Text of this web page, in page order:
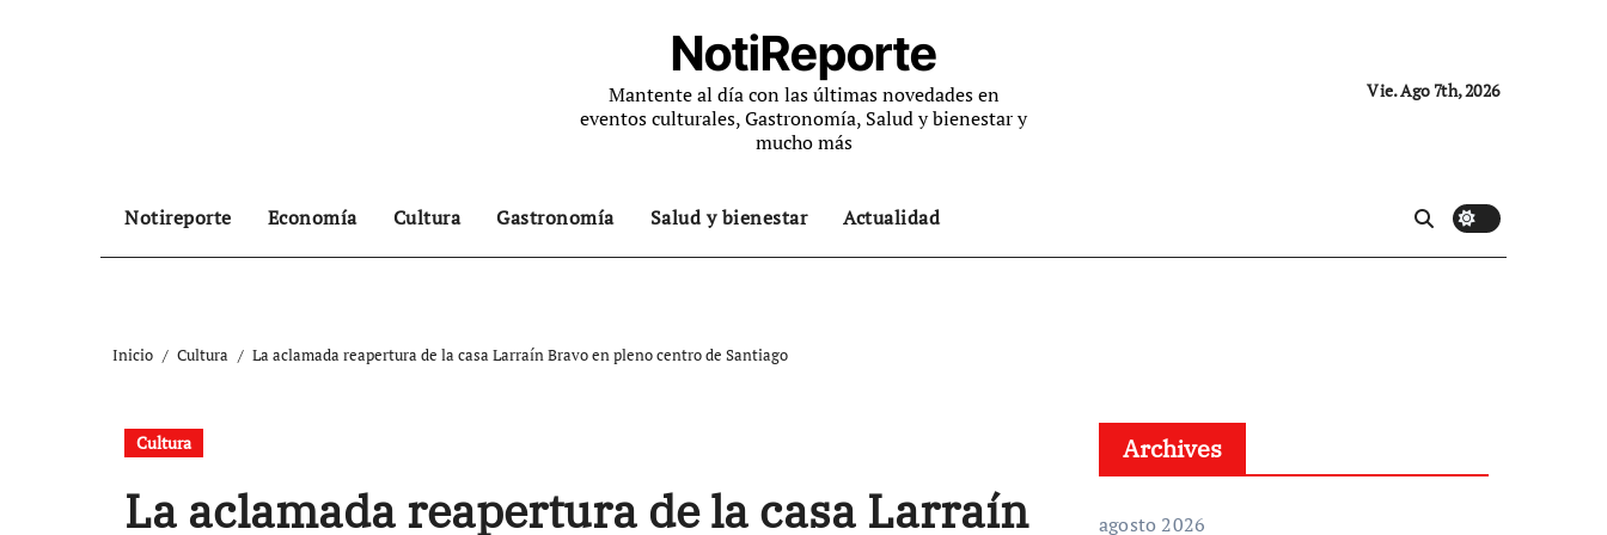
NotiReporte
Mantente al día con las últimas novedades en
eventos culturales, Gastronomía, Salud y bienestar y
mucho más
Vie. Ago 7th, 2026
Notireporte Economía Cultura Gastronomía Salud y bienestar Actualidad
Inicio Cultura La aclamada reapertura de la casa Larraín Bravo en pleno centro de Santiago
Cultura
La aclamada reapertura de la casa Larraín
Archives
agosto 2026